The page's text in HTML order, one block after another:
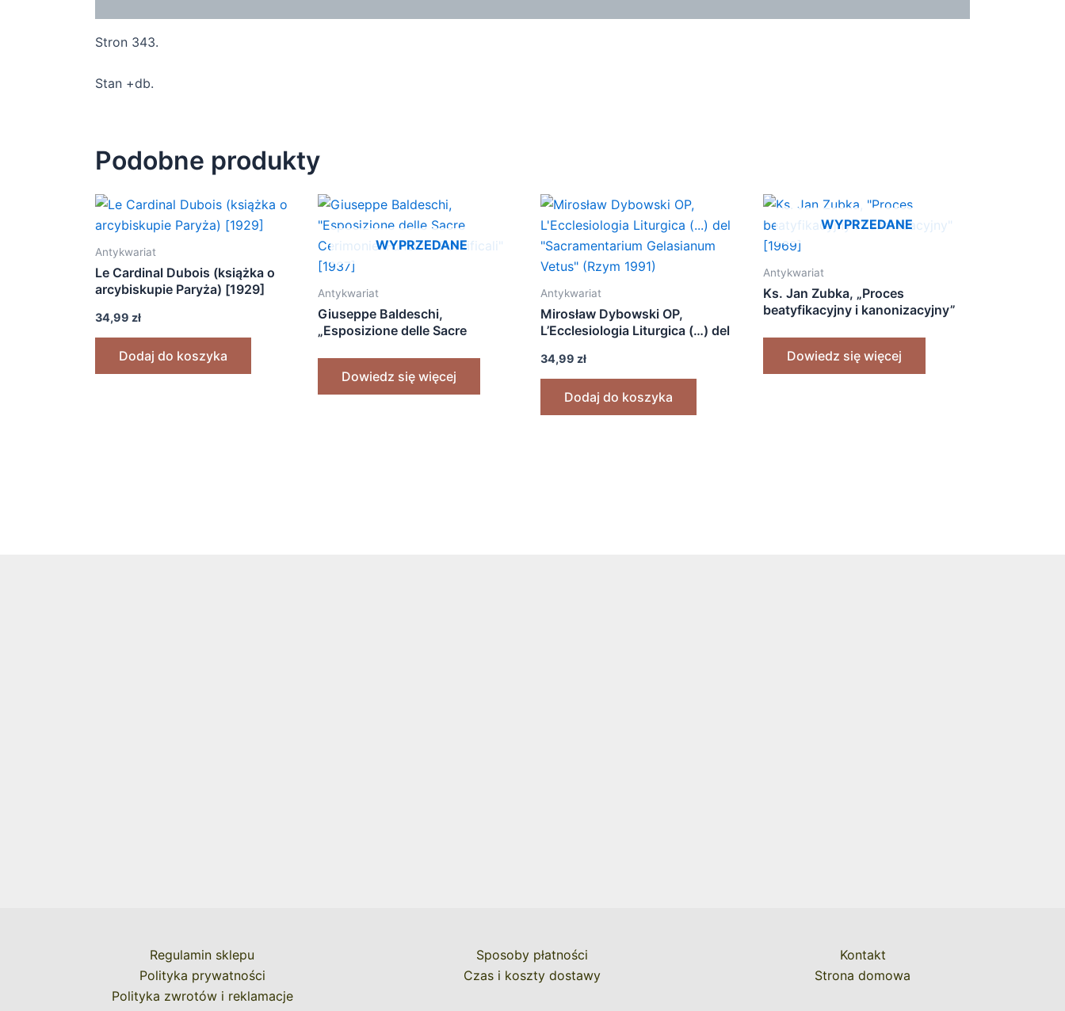
Stron 343.
Stan +db.
Podobne produkty
Antykwariat
Le Cardinal Dubois (książka o
arcybiskupie Paryża) [1929]
34,99 zł
Dodaj do koszyka
WYPRZEDANE
Antykwariat
Giuseppe Baldeschi,
„Esposizione delle Sacre
[1937]
Dowiedz się więcej
Antykwariat
Mirosław Dybowski OP,
L’Ecclesiologia Liturgica (…) del
Vetus” (Rzym 1991)
34,99 zł
Dodaj do koszyka
WYPRZEDANE
Antykwariat
Ks. Jan Zubka, „Proces
beatyfikacyjny i kanonizacyjny”
Dowiedz się więcej
Regulamin sklepu
Polityka prywatności
Polityka zwrotów i reklamacje
Sposoby płatności
Czas i koszty dostawy
Kontakt
Strona domowa